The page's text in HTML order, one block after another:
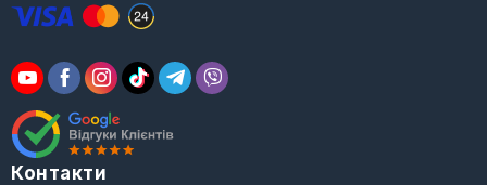
Контакти